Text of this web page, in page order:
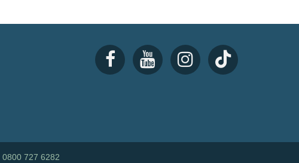
0800 727 6282